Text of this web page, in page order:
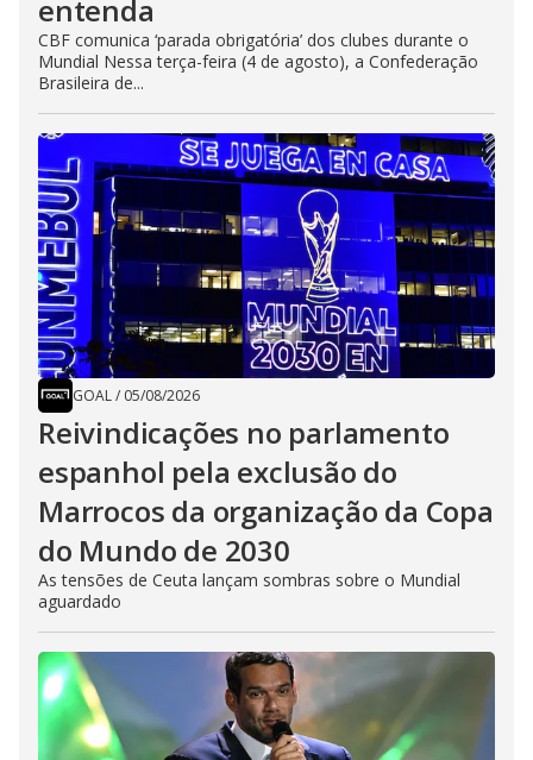
entenda
CBF comunica ‘parada obrigatória’ dos clubes durante o
Mundial Nessa terça-feira (4 de agosto), a Confederação
Brasileira de...
GOAL/ 05/08/2026
Reivindicações no parlamento
espanhol pela exclusão do
Marrocos da organização da Copa
do Mundo de 2030
As tensões de Ceuta lançam sombras sobre o Mundial
aguardado